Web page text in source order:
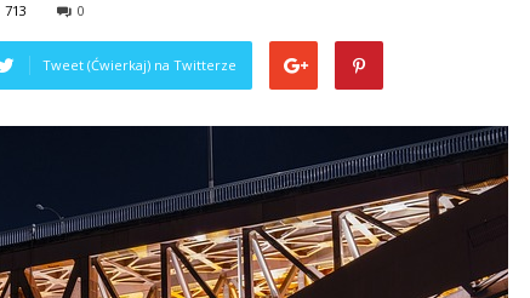
713 0
Tweet (Ćwierkaj) na Twitterze